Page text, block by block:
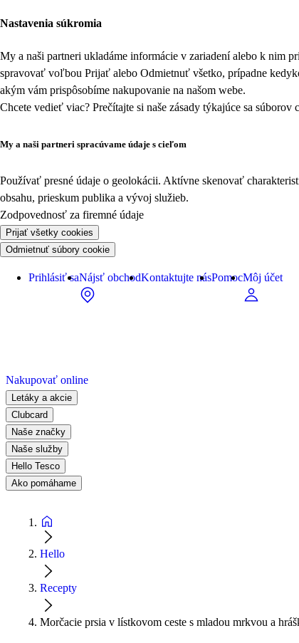
Nastavenia súkromia
My a naši partneri ukladáme informácie v zariadení alebo k nim
spravovať voľbou Prijať alebo Odmietnuť všetko, prípadne
akým vám prispôsobíme nakupovanie na našom webe.
Chcete vedieť viac? Prečítajte si naše zásady týkajúce sa súborov
My a naši partneri spracúvame údaje s cieľom
Používať presné údaje o geolokácii. Aktívne skenovať
obsahu, prieskum publika a vývoj služieb.
Zodpovednosť za firemné údaje
Prijať všetky cookies
Odmietnuť súbory cookie
Prihlásiť saNájsť obchodKontaktujte násPomocMôj účet
Nakupovať online
Letáky a akcie
Clubcard
Naše značky
Naše služby
Hello Tesco
Ako pomáhame
Hello
Recepty
Morčacie prsia v lístkovom ceste s mladou mrkvou a